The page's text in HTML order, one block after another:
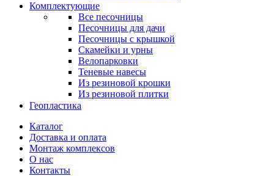
Комплектующие
Все песочницы
Песочницы для дачи
Песочницы с крышкой
Скамейки и урны
Велопарковки
Теневые навесы
Из резиновой крошки
Из резиновой плитки
Геопластика
Каталог
Доставка и оплата
Монтаж комплексов
О нас
Контакты